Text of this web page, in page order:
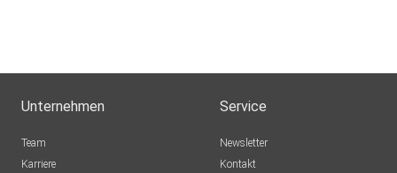
Unternehmen
Team
Karriere
Service
Newsletter
Kontakt